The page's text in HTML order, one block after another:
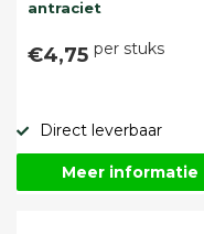
antraciet
€4,75 per stuks
Direct leverbaar
Meer informatie